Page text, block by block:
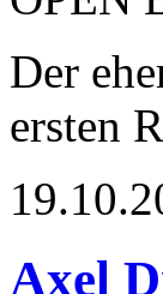
Der
ersten
Axel